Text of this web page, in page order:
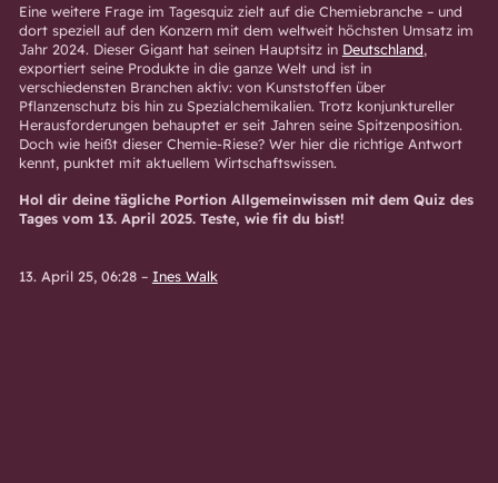
Eine weitere Frage im Tagesquiz zielt auf die Chemiebranche – und
dort speziell auf den Konzern mit dem weltweit höchsten Umsatz im
Jahr 2024. Dieser Gigant hat seinen Hauptsitz in Deutschland,
exportiert seine Produkte in die ganze Welt und ist in
verschiedensten Branchen aktiv: von Kunststoffen über
Pflanzenschutz bis hin zu Spezialchemikalien. Trotz konjunktureller
Herausforderungen behauptet er seit Jahren seine Spitzenposition.
Doch wie heißt dieser Chemie-Riese? Wer hier die richtige Antwort
kennt, punktet mit aktuellem Wirtschaftswissen.
Hol dir deine tägliche Portion Allgemeinwissen mit dem Quiz des
Tages vom 13. April 2025. Teste, wie fit du bist!
13. April 25, 06:28– Ines Walk